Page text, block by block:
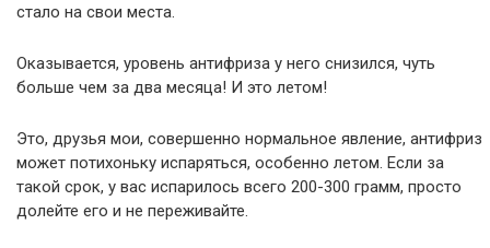
стало на свои места.
Оказывается, уровень антифриза у него снизился, чуть
больше чем за два месяца! И это летом!
Это, друзья мои, совершенно нормальное явление, антифриз
может потихоньку испаряться, особенно летом. Если за
такой срок, у вас испарилось всего 200-300 грамм, просто
долейте его и не переживайте.